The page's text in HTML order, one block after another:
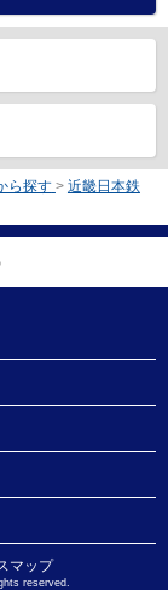
ら探す > 近畿日本鉄
マップ
reserved.